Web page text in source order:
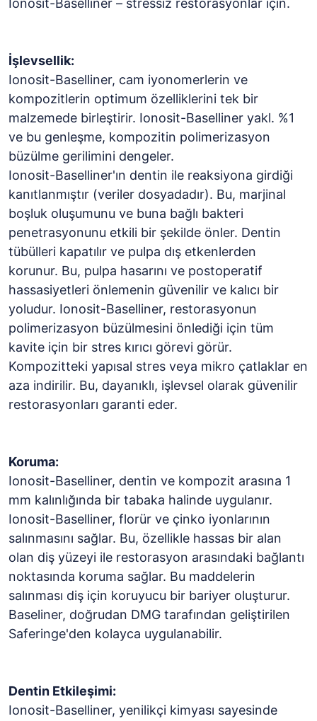
Ionosit-Baselliner – stressiz restorasyonlar için.
İşlevsellik:
Ionosit-Baselliner, cam iyonomerlerin ve
kompozitlerin optimum özelliklerini tek bir
malzemede birleştirir. Ionosit-Baselliner yakl. %1
ve bu genleşme, kompozitin polimerizasyon
büzülme gerilimini dengeler.
Ionosit-Baselliner'ın dentin ile reaksiyona girdiği
kanıtlanmıştır (veriler dosyadadır). Bu, marjinal
boşluk oluşumunu ve buna bağlı bakteri
penetrasyonunu etkili bir şekilde önler. Dentin
tübülleri kapatılır ve pulpa dış etkenlerden
korunur. Bu, pulpa hasarını ve postoperatif
hassasiyetleri önlemenin güvenilir ve kalıcı bir
yoludur. Ionosit-Baselliner, restorasyonun
polimerizasyon büzülmesini önlediği için tüm
kavite için bir stres kırıcı görevi görür.
Kompozitteki yapısal stres veya mikro çatlaklar en
aza indirilir. Bu, dayanıklı, işlevsel olarak güvenilir
restorasyonları garanti eder.
Koruma:
Ionosit-Baselliner, dentin ve kompozit arasına 1
mm kalınlığında bir tabaka halinde uygulanır.
Ionosit-Baselliner, florür ve çinko iyonlarının
salınmasını sağlar. Bu, özellikle hassas bir alan
olan diş yüzeyi ile restorasyon arasındaki bağlantı
noktasında koruma sağlar. Bu maddelerin
salınması diş için koruyucu bir bariyer oluşturur.
Baseliner, doğrudan DMG tarafından geliştirilen
Saferinge'den kolayca uygulanabilir.
Dentin Etkileşimi:
Ionosit-Baselliner, yenilikçi kimyası sayesinde